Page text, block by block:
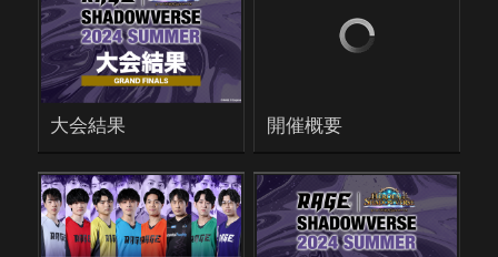
大会結果 開催概要